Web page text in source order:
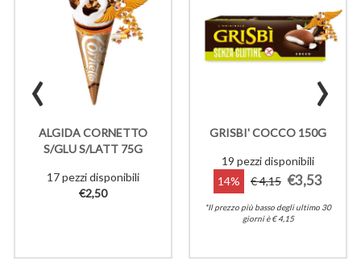
ALGIDA CORNETTO
S/GLU S/LATT 75G
17 pezzi disponibili
€2,50
GRISBI' COCCO 150G
19 pezzi disponibili
14%
€ 4,15 €3,53
*Il prezzo più basso degli ultimo 30
giorni è € 4,15
‹ ›